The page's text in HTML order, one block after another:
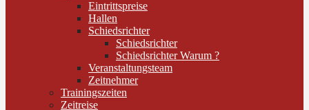
Eintrittspreise
Hallen
Schiedsrichter
Schiedsrichter
Schiedsrichter Warum ?
Veranstaltungsteam
Zeitnehmer
Trainingszeiten
Zeitreise